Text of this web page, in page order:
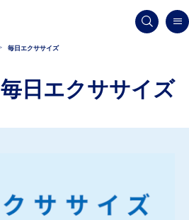
毎日エクササイズ
毎日エクササイズ